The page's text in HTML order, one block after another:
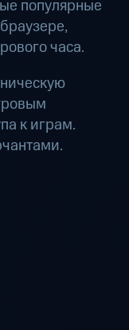
популярные
часа.
к играм.